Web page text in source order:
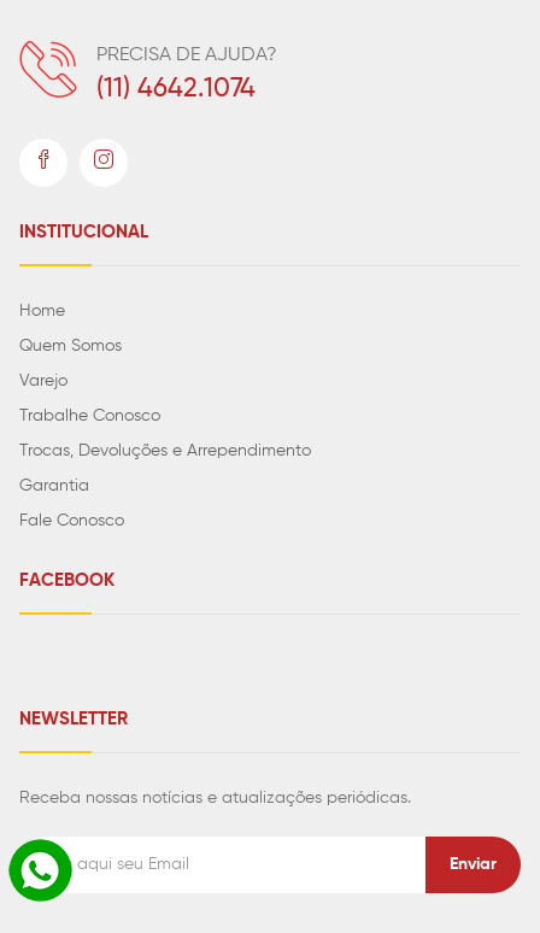
PRECISA DE AJUDA?
(11) 4642.1074
INSTITUCIONAL
Home
Quem Somos
Varejo
Trabalhe Conosco
Trocas, Devoluções e Arrependimento
Garantia
Fale Conosco
FACEBOOK
NEWSLETTER
Receba nossas notícias e atualizações periódicas.
Enviar